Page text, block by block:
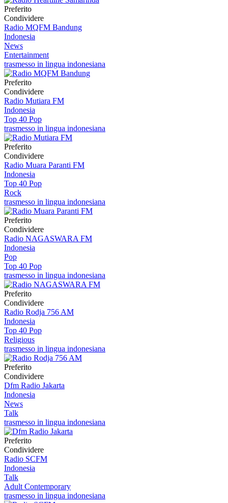
Preferito
Condividere
Radio MQFM Bandung
Indonesia
News
Entertainment
trasmesso in lingua indonesiana
Preferito
Condividere
Radio Mutiara FM
Indonesia
Top 40 Pop
trasmesso in lingua indonesiana
Preferito
Condividere
Radio Muara Paranti FM
Indonesia
Top 40 Pop
Rock
trasmesso in lingua indonesiana
Preferito
Condividere
Radio NAGASWARA FM
Indonesia
Pop
Top 40 Pop
trasmesso in lingua indonesiana
Preferito
Condividere
Radio Rodja 756 AM
Indonesia
Top 40 Pop
Religious
trasmesso in lingua indonesiana
Preferito
Condividere
Dfm Radio Jakarta
Indonesia
News
Talk
trasmesso in lingua indonesiana
Preferito
Condividere
Radio SCFM
Indonesia
Talk
Adult Contemporary
trasmesso in lingua indonesiana